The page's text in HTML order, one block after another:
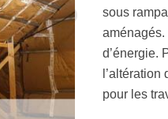
sous
aménagés.
d’énergie.
pour les